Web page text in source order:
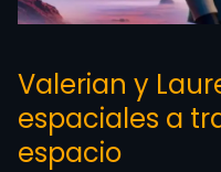
Valerian y
espaciales a
espacio